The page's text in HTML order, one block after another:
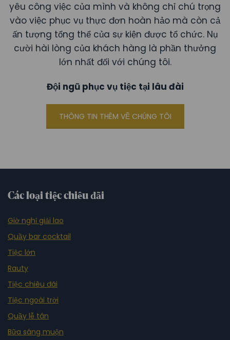
yêu công việc của mình và không chỉ chú trọng
vào việc phục vụ thực đơn hoàn hảo mà còn cả
ấn tượng tổng thể của sự kiện được tổ chức. Nụ
cười hài lòng của khách hàng là phần thưởng
lớn nhất đối với chúng tôi.
Đội ngũ phục vụ tiệc tại lâu đài
THÔNG TIN THÊM VỀ CHÚNG TÔI
Các loại tiệc chiêu đãi
Giờ nghỉ giải lao
Quầy bar cocktail
Tiệc lớn
Rauty
Tiệc chiêu đãi
Tiệc ngoài trời
Quầy lễ tân
Bữa sáng muộn